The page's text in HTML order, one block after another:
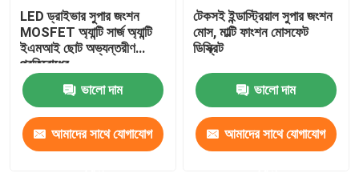
LED ড্রাইভার সুপার জংশন
MOSFET অ্যান্টি সার্জ অ্যান্টি
ইএমআই ছোট অভ্যন্তরীণ
প্রতিরোধের
ভালো দাম
আমাদের সাথে যোগাযোগ
টেকসই ইন্ডাস্ট্রিয়াল সুপার জংশন
মোস, মাল্টি ফাংশন মোসফেট
ডিস্ক্রিট
ভালো দাম
আমাদের সাথে যোগাযোগ